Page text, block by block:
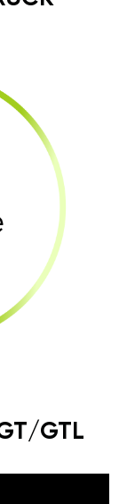
GTL